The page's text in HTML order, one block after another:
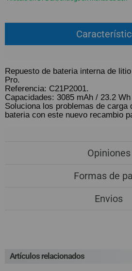
HORARIO de TIENDA:
También atendemos Whatsapp
REGISTRO
Repuesto de bateria interna de
Pro.
Referencia: C21P2001.
Capacidades: 3085 mAh / 23.2
Soluciona los problemas de carga
bateria con este nuevo recambio
Opiniones
Formas de
Envios
Artículos relacionados